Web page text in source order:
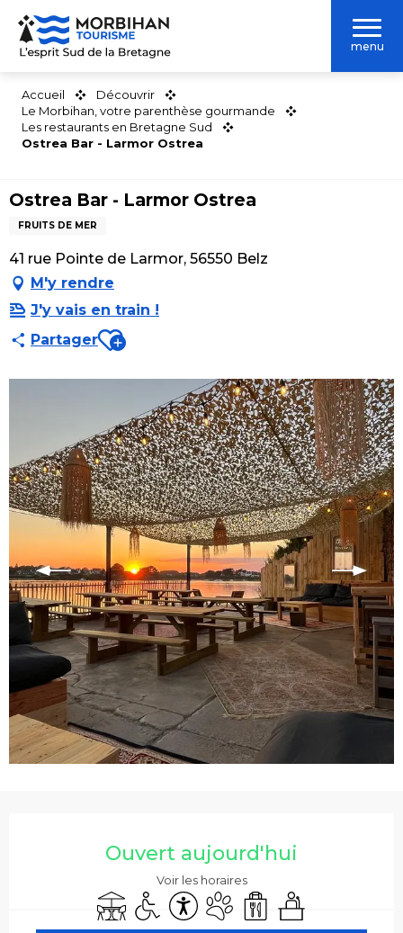
Aller
contenu
menu
Accueil
Découvrir
Le Morbihan, votre parenthèse gourmande
Les restaurants en Bretagne Sud
Ostrea Bar - Larmor Ostrea
Ostrea Bar - Larmor Ostrea
FRUITS DE MER
41 rue Pointe de Larmor, 56550 Belz
M'y rendre
J'y vais en train !
PartagerAjouter aux favoris
Ouvert aujourd'hui
Voir les horaires
TerrasseAccès handicapés
Accessibilité
Animaux acceptés
Vente à emporter
Séminaires